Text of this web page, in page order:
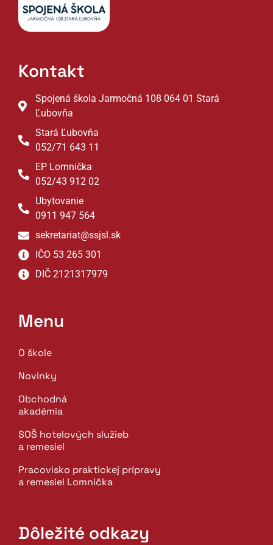
Kontakt
Spojená škola Jarmočná 108 064 01 Stará
Ľubovňa
Stará Ľubovňa
052/71 643 11
EP Lomnička
052/43 912 02
Ubytovanie
0911 947 564
sekretariat@ssjsl.sk
IČO 53 265 301
DIČ 2121317979
Menu
O škole
Novinky
Obchodná
akadémia
SOŠ hotelových služieb
a remesiel
Pracovisko praktickej prípravy
a remesiel Lomnička
Dôležité odkazy